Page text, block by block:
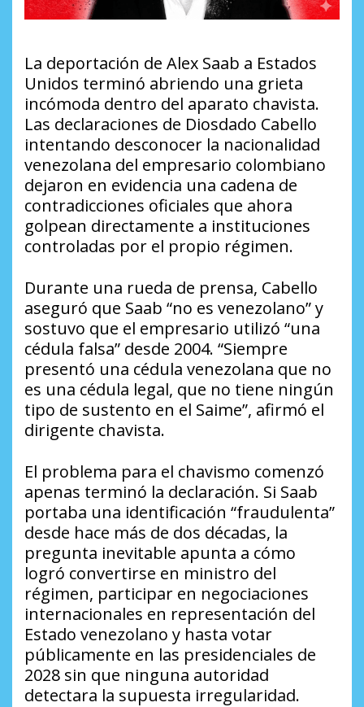
La deportación de Alex Saab a Estados
Unidos terminó abriendo una grieta
incómoda dentro del aparato chavista.
Las declaraciones de Diosdado Cabello
intentando desconocer la nacionalidad
venezolana del empresario colombiano
dejaron en evidencia una cadena de
contradicciones oficiales que ahora
golpean directamente a instituciones
controladas por el propio régimen.
Durante una rueda de prensa, Cabello
aseguró que Saab “no es venezolano” y
sostuvo que el empresario utilizó “una
cédula falsa” desde 2004. “Siempre
presentó una cédula venezolana que no
es una cédula legal, que no tiene ningún
tipo de sustento en el Saime”, afirmó el
dirigente chavista.
El problema para el chavismo comenzó
apenas terminó la declaración. Si Saab
portaba una identificación “fraudulenta”
desde hace más de dos décadas, la
pregunta inevitable apunta a cómo
logró convertirse en ministro del
régimen, participar en negociaciones
internacionales en representación del
Estado venezolano y hasta votar
públicamente en las presidenciales de
2028 sin que ninguna autoridad
detectara la supuesta irregularidad.